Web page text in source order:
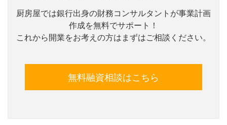
厨房屋では銀行出身の財務コンサルタントが事業計画
作成を無料でサポート！
これから開業をお考えの方はまずはご相談ください。
無料融資相談はこちら